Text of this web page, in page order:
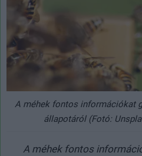
A méhek fontos információkat
állapotáról (Fotó:
A méhek fontos